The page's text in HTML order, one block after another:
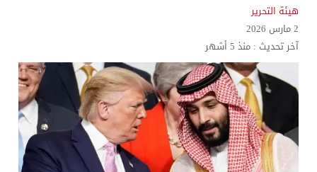
هيئة التحرير
2 مارس 2026
آخر تحديث :منذ 5 أشهر